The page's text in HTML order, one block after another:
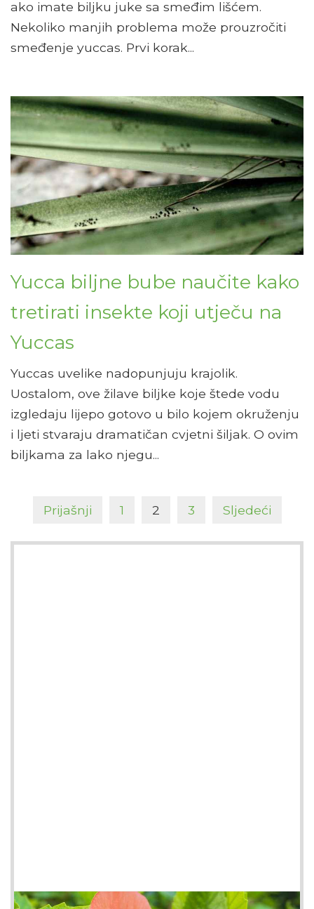
ako imate biljku juke sa smeđim lišćem.
Nekoliko manjih problema može prouzročiti
smeđenje yuccas. Prvi korak...
Yucca biljne bube naučite kako
tretirati insekte koji utječu na
Yuccas
Yuccas uvelike nadopunjuju krajolik.
Uostalom, ove žilave biljke koje štede vodu
izgledaju lijepo gotovo u bilo kojem okruženju
i ljeti stvaraju dramatičan cvjetni šiljak. O ovim
biljkama za lako njegu...
Prijašnji 1 2 3 Sljedeći